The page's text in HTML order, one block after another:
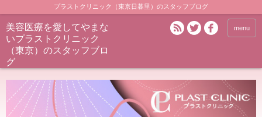
プラストクリニック（東京日暮里）のスタッフブログ
美容医療を愛してやまな
いプラストクリニック
（東京）のスタッフブロ
グ
menu